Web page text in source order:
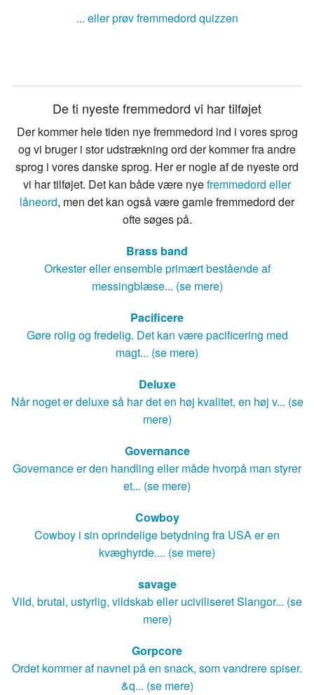
... eller prøv fremmedord quizzen
De ti nyeste fremmedord vi har tilføjet
Der kommer hele tiden nye fremmedord ind i vores sprog
og vi bruger i stor udstrækning ord der kommer fra andre
sprog i vores danske sprog. Her er nogle af de nyeste ord
vi har tilføjet. Det kan både være nyefremmedord eller
låneord, men det kan også være gamle fremmedord der
ofte søges på.
Brass band
Orkester eller ensemble primært bestående af
messingblæse... (se mere)
Pacificere
Gøre rolig og fredelig. Det kan være pacificering med
magt... (se mere)
Deluxe
Når noget er deluxe så har det en høj kvalitet, en høj v... (se
mere)
Governance
Governance er den handling eller måde hvorpå man styrer
et... (se mere)
Cowboy
Cowboy i sin oprindelige betydning fra USA er en
kvæghyrde.... (se mere)
savage
Vild, brutal, ustyrlig, vildskab eller uciviliseret Slangor... (se
mere)
Gorpcore
Ordet kommer af navnet på en snack, som vandrere spiser.
&q... (se mere)